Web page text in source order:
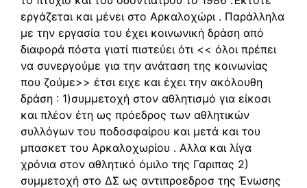
εργάζεται και μένει στο Αρκαλοχώρι . Παράλληλα
με την εργασία του έχει κοινωνική δράση από
διαφορά πόστα γιατί πιστεύει ότι << όλοι πρέπει
να συνεργούμε για την ανάταση της κοινωνίας
που ζούμε>> έτσι ειχε και έχει την ακόλουθη
δράση : 1)συμμετοχή στον αθλητισμό για είκοσι
και πλέον έτη ως πρόεδρος των αθλητικών
συλλόγων του ποδοσφαίρου και μετά και του
μπασκετ του Αρκαλοχωρίου . Αλλα και λίγα
χρόνια στον αθλητικό όμιλο της Γαριπας 2)
συμμετοχή στο ΔΣ ως αντιπροεδροσ της Ένωσης